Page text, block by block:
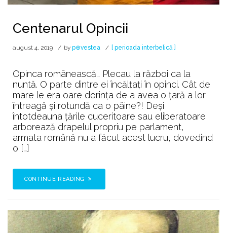
Centenarul Opincii
august 4, 2019 by p⊕vestea [ perioada interbelică ]
Opinca românească… Plecau la război ca la
nuntă. O parte dintre ei încălțați în opinci. Cât de
mare le era oare dorința de a avea o țară a lor
întreagă și rotundă ca o pâine?! Deși
întotdeauna țările cuceritoare sau eliberatoare
arborează drapelul propriu pe parlament,
armata română nu a făcut acest lucru, dovedind
o […]
CONTINUE READING